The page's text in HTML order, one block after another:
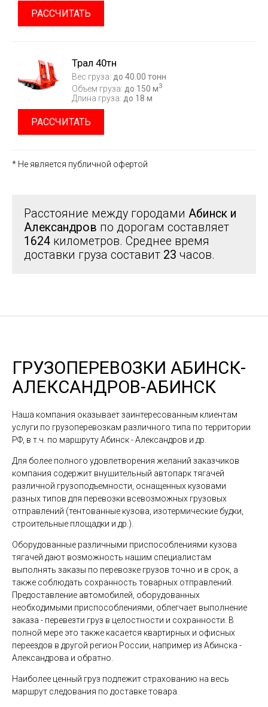
РАССЧИТАТЬ
Трал 40тн
Вес груза: до 40.00 тонн
Объем груза: до 150 м3
Длина груза: до 18 м
РАССЧИТАТЬ
* Не является публичной офертой
Расстояние между городами Абинск и
Александров по дорогам составляет
1624 километров. Среднее время
доставки груза составит 23 часов.
ГРУЗОПЕРЕВОЗКИ АБИНСК-
АЛЕКСАНДРОВ-АБИНСК
Наша компания оказывает заинтересованным клиентам
услуги по грузоперевозкам различного типа по территории
РФ, в т.ч. по маршруту Абинск - Александров и др.
Для более полного удовлетворения желаний заказчиков
компания содержит внушительный автопарк тягачей
различной грузоподъемности, оснащенных кузовами
разных типов для перевозки всевозможных грузовых
отправлений (тентованные кузова, изотермические будки,
строительные площадки и др.).
Оборудованные различными приспособлениями кузова
тягачей дают возможность нашим специалистам
выполнять заказы по перевозке грузов точно и в срок, а
также соблюдать сохранность товарных отправлений.
Предоставление автомобилей, оборудованных
необходимыми приспособлениями, облегчает выполнение
заказа - перевезти груз в целостности и сохранности. В
полной мере это также касается квартирных и офисных
переездов в другой регион России, например из Абинска -
Александрова и обратно.
Наиболее ценный груз подлежит страхованию на весь
маршрут следования по доставке товара.